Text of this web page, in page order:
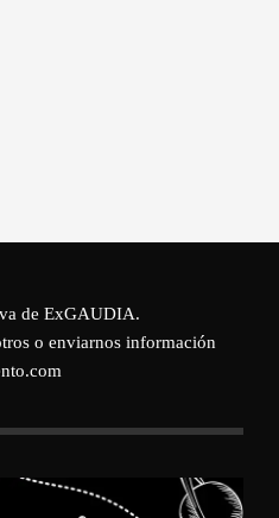
de ExGAUDIA.
o enviarnos información